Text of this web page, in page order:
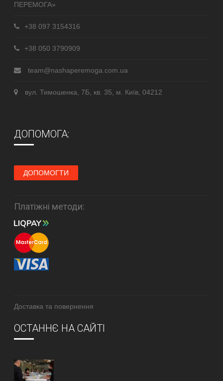
ПЕРЕМОГА»
+38 097 3154316
+38 050 3790909
team@nashaperemoga.com.ua
вул. Тимошенка, 7Б, кв. 35, м. Київ, 04212
ДОПОМОГА:
ДОПОМОГТИ
Платіжні методи:
Доставка та повернення
ОСТАННЄ НА САЙТІ